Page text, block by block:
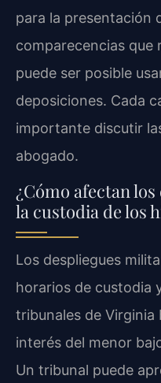
para la presentación
comparecencias que
puede ser posible
deposiciones. Cada
importante discutir
abogado.
¿Cómo afectan
la custodia de los
Los despliegues
horarios de custodia
tribunales de
interés del menor
Un tribunal puede